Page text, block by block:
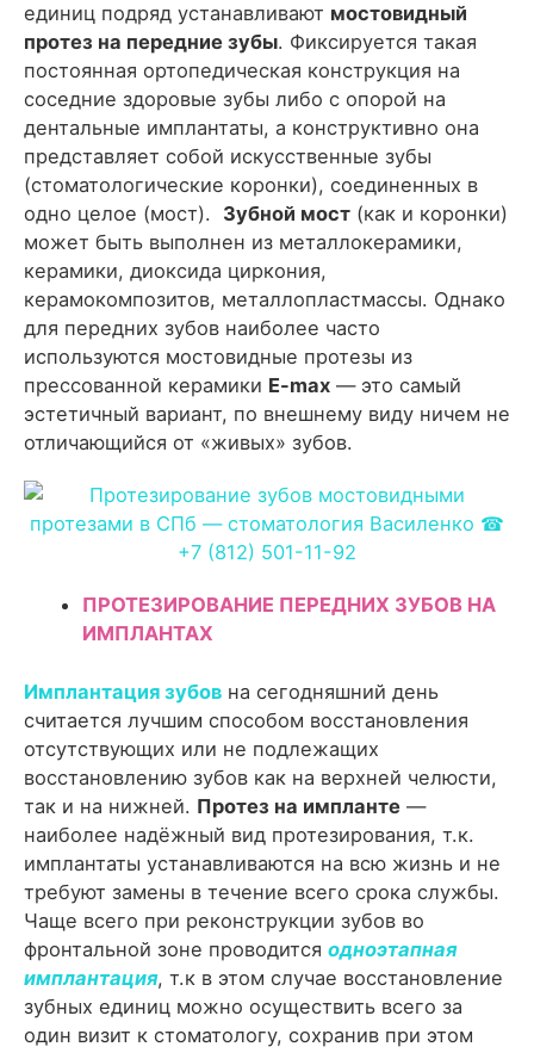
единиц подряд устанавливают мостовидный
протез на передние зубы. Фиксируется такая
постоянная ортопедическая конструкция на
соседние здоровые зубы либо с опорой на
дентальные имплантаты, а конструктивно она
представляет собой искусственные зубы
(стоматологические коронки), соединенных в
одно целое (мост). Зубной мост (как и коронки)
может быть выполнен из металлокерамики,
керамики, диоксида циркония,
керамокомпозитов, металлопластмассы. Однако
для передних зубов наиболее часто
используются мостовидные протезы из
прессованной керамики E-max — это самый
эстетичный вариант, по внешнему виду ничем не
отличающийся от «живых» зубов.
ПРОТЕЗИРОВАНИЕ ПЕРЕДНИХ ЗУБОВ НА
ИМПЛАНТАХ
Имплантация зубов на сегодняшний день
считается лучшим способом восстановления
отсутствующих или не подлежащих
восстановлению зубов как на верхней челюсти,
так и на нижней. Протез на импланте —
наиболее надёжный вид протезирования, т.к.
имплантаты устанавливаются на всю жизнь и не
требуют замены в течение всего срока службы.
Чаще всего при реконструкции зубов во
фронтальной зоне проводится одноэтапная
имплантация, т.к в этом случае восстановление
зубных единиц можно осуществить всего за
один визит к стоматологу, сохранив при этом